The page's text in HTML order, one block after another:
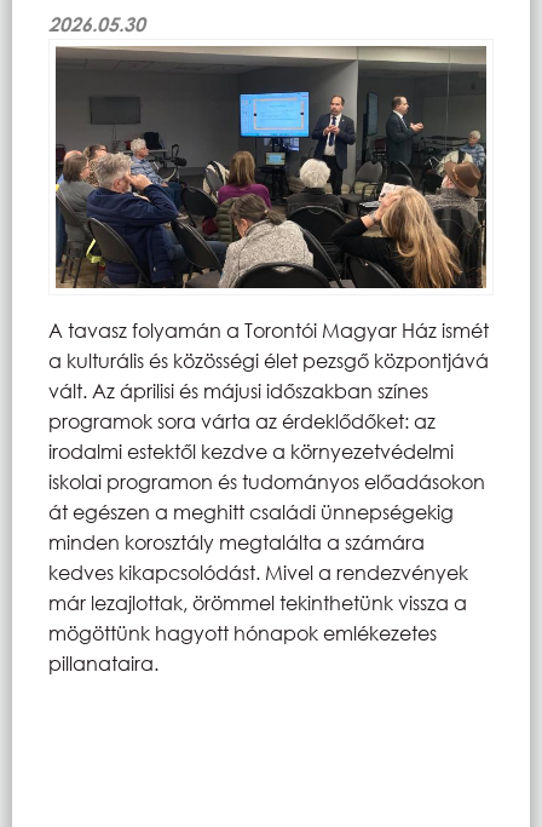
2026.05.30
A tavasz folyamán a Torontói Magyar Ház ismét
a kulturális és közösségi élet pezsgő központjává
vált. Az áprilisi és májusi időszakban színes
programok sora várta az érdeklődőket: az
irodalmi estektől kezdve a környezetvédelmi
iskolai programon és tudományos előadásokon
át egészen a meghitt családi ünnepségekig
minden korosztály megtalálta a számára
kedves kikapcsolódást. Mivel a rendezvények
már lezajlottak, örömmel tekinthetünk vissza a
mögöttünk hagyott hónapok emlékezetes
pillanataira.